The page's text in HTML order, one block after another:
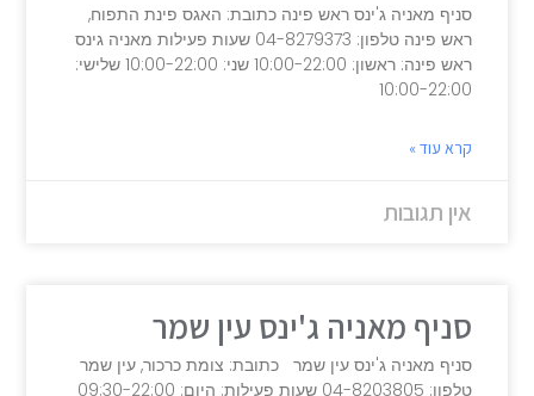
סניף מאניה ג'ינס ראש פינה כתובת: האגס פינת התפוח,
ראש פינה טלפון: 04-8279373 שעות פעילות מאניה גינס
ראש פינה: ראשון: 10:00-22:00 שני: 10:00-22:00 שלישי:
10:00-22:00
קרא עוד »
אין תגובות
סניף מאניה ג'ינס עין שמר
סניף מאניה ג'ינס עין שמר כתובת: צומת כרכור, עין שמר
טלפון: 04-8203805 שעות פעילות: היום: 09:30-22:00